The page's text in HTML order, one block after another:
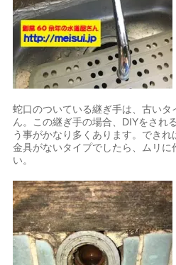
蛇口のついている継ぎ手は、古い
ん。この継ぎ手の場合、DIYをされ
う事がかなり多くあります。でき
金具がないタイプでしたら、ムリに
い。